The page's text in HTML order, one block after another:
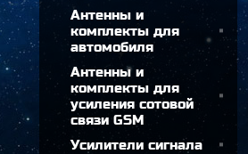
Антенны и
комплекты для
автомобиля
Антенны и
комплекты для
усиления сотовой
связи GSM
Усилители сигнала